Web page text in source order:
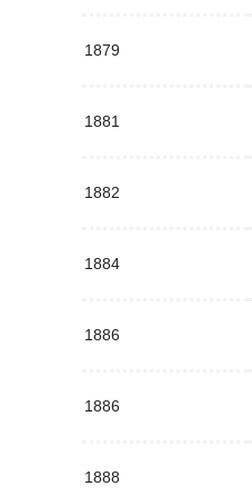
1879
1881
1882
1884
1886
1886
1888